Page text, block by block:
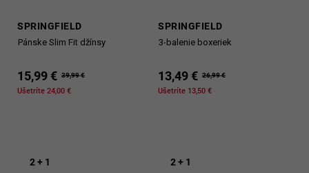
SPRINGFIELD
Pánske Slim Fit džínsy
15,99 € 39,99 €
Ušetríte 24,00 €
SPRINGFIELD
3-balenie boxeriek
13,49 € 26,99 €
Ušetríte 13,50 €
2 + 1 2 + 1